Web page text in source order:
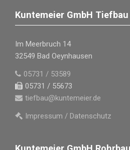
Kuntemeier GmbH Tiefbau
Im Meerbruch 14
32549 Bad Oeynhausen
05731 / 53589
05731 / 55673
tiefbau@kuntemeier.de
Impressum / Datenschutz